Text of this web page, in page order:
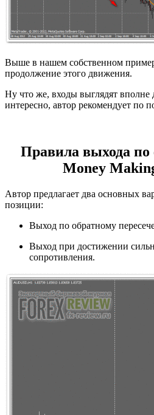
Выше в нашем собственном
продолжение этого движения.
Ну что же, входы выглядят вполне
интересно, автор рекомендует по
Правила выхода по
Money
Автор предлагает два основных
позиции:
Выход по обратному
Выход при достижении
сопротивления.